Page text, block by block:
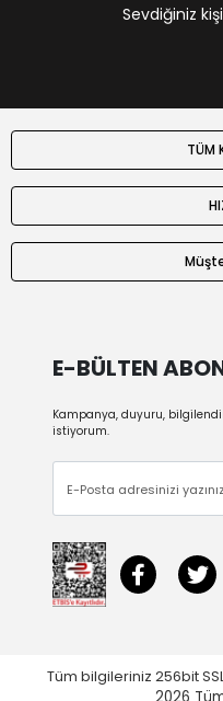
Sevdiğiniz
TÜM
E-BÜLTEN
Kampanya, duyuru,
istiyorum.
Tüm bilgileriniz 256bit